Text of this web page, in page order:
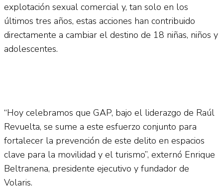
explotación sexual comercial y, tan solo en los
últimos tres años, estas acciones han contribuido
directamente a cambiar el destino de 18 niñas, niños y
adolescentes.
“Hoy celebramos que GAP, bajo el liderazgo de Raúl
Revuelta, se sume a este esfuerzo conjunto para
fortalecer la prevención de este delito en espacios
clave para la movilidad y el turismo”, externó Enrique
Beltranena, presidente ejecutivo y fundador de
Volaris.